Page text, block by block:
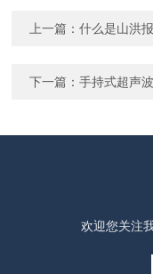
上一篇：什么是山洪
下一篇：手持式超声
欢迎您关注